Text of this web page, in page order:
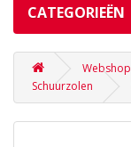
CATEGORIEËN
Webshop
Schuurzolen